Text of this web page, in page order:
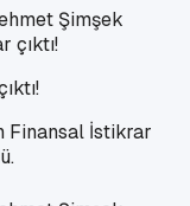
Şimşek
Finansal İstikrar